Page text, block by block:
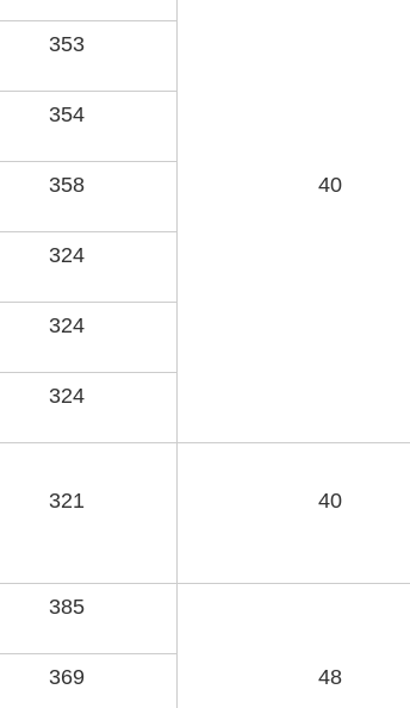
40
353
354
358
324
324
324
321
40
385
48
369